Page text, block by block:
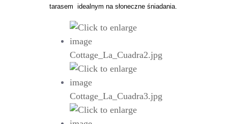
tarasem idealnym na słoneczne śniadania.